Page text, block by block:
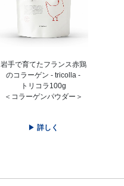
岩手で育てたフランス赤鶏
のコラーゲン - tricolla -
トリコラ100g
＜コラーゲンパウダー＞
詳しく